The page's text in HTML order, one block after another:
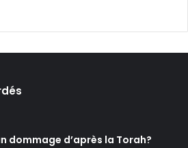
dommage d’après la Torah?